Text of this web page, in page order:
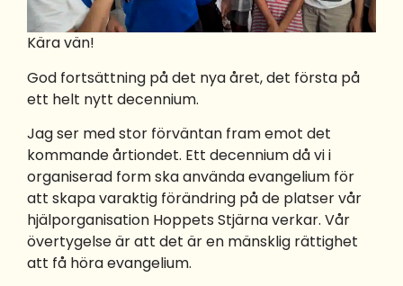
Kära vän!
God fortsättning på det nya året, det första på
ett helt nytt decennium.
Jag ser med stor förväntan fram emot det
kommande årtiondet. Ett decennium då vi i
organiserad form ska använda evangelium för
att skapa varaktig förändring på de platser vår
hjälporganisation Hoppets Stjärna verkar. Vår
övertygelse är att det är en mänsklig rättighet
att få höra evangelium.